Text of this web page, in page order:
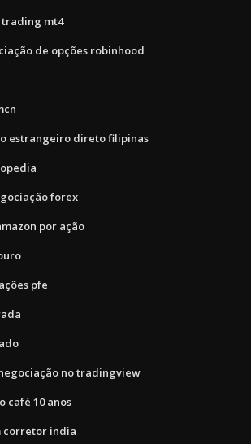
trading mt4
de opções robinhood
estrangeiro direto filipinas
forex
por ação
pfe
no tradingview
café 10 anos
corretor india